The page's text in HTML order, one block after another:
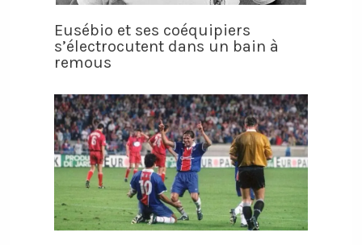
Eusébio et ses coéquipiers
s’électrocutent dans un bain à
remous